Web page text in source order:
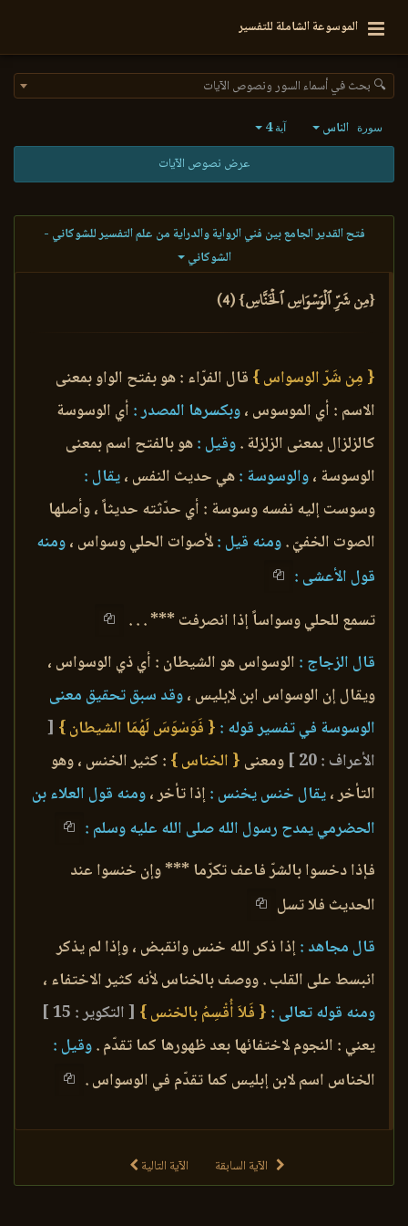
الموسوعة الشاملة للتفسير
🔍 بحث في أسماء السور ونصوص الآيات
سورة الناس آية4
عرض نصوص الآيات
فتح القدير الجامع بين فني الرواية والدراية من علم التفسير للشوكاني -
الشوكاني
{مِن شَرِّ ٱلۡوَسۡوَاسِ ٱلۡخَنَّاسِ} (4)
{ مِن شَرّ الوسواس } قال الفرّاء : هو بفتح الواو بمعنى
الاسم : أي الموسوس ،وبكسرها المصدر : أي الوسوسة
كالزلزال بمعنى الزلزلة .وقيل :هو بالفتح اسم بمعنى
الوسوسة ،والوسوسة :هي حديث النفس ،يقال :
وسوست إليه نفسه وسوسة : أي حدّثته حديثاً ، وأصلها
الصوت الخفيّ .ومنه قيل :لأصوات الحلي وسواس ،ومنه
قول الأعشى :
تسمع للحلي وسواساً إذا انصرفت *** . . .
قال الزجاج : الوسواس هو الشيطان : أي ذي الوسواس ،
ويقال إن الوسواس ابن لإبليس ،وقد سبق تحقيق معنى
الوسوسة في تفسير قوله : { فَوَسْوَسَ لَهُمَا الشيطان } [
الأعراف : 20 ]
ومعنى { الخناس } : كثير الخنس ، وهو
التأخر ،يقال خنس يخنس :إذا تأخر ،ومنه قول العلاء بن
الحضرمي يمدح رسول الله صلى الله عليه وسلم :
فإذا دخسوا بالشرّ فاعف تكرّما *** وإن خنسوا عند
الحديث فلا تسل
قال مجاهد :إذا ذكر الله خنس وانقبض ، وإذا لم يذكر
انبسط على القلب . ووصف بالخناس لأنه كثير الاختفاء ،
ومنه قوله تعالى : { فَلاَ أُقْسِمُ بالخنس } [ التكوير : 15 ]
يعني : النجوم لاختفائها بعد ظهورها كما تقدّم .وقيل :
الخناس اسم لابن إبليس كما تقدّم في الوسواس .
الآية السابقة الآية التالية